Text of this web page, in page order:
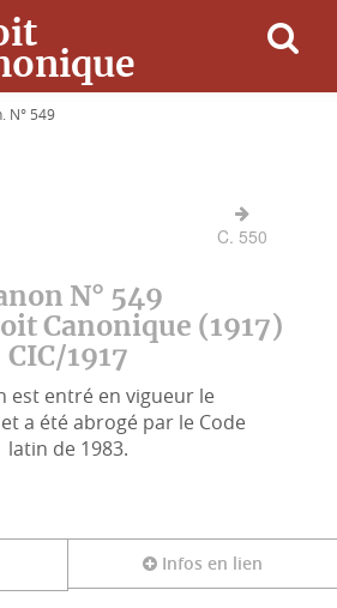
N° 549
C. 550
N° 549
Canonique (1917)
CIC/1917
est entré en vigueur le
a été abrogé par le Code
latin de 1983.
Infos en lien